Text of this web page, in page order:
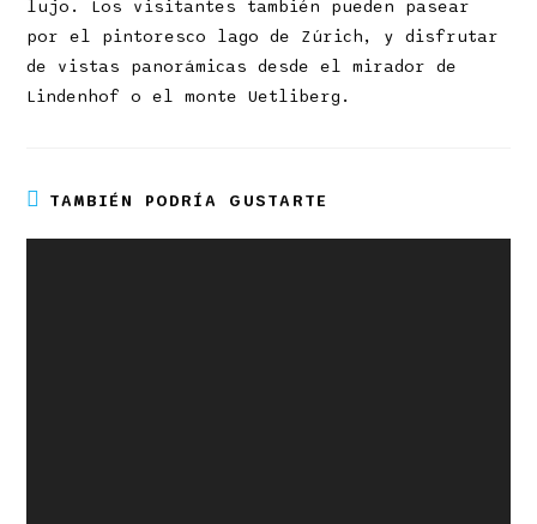
lujo. Los visitantes también pueden pasear
por el pintoresco lago de Zúrich, y disfrutar
de vistas panorámicas desde el mirador de
Lindenhof o el monte Uetliberg.
TAMBIÉN PODRÍA GUSTARTE